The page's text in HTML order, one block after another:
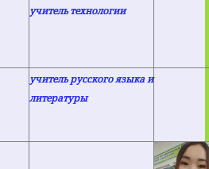
учитель технологии
учитель русского языка и
литературы